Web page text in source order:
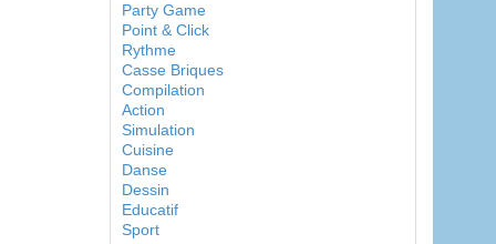
Party Game
Point & Click
Rythme
Casse Briques
Compilation
Action
Simulation
Cuisine
Danse
Dessin
Educatif
Sport